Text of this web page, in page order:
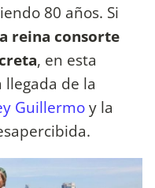
80 años. Si
reina consorte
, en esta
de la
Guillermoy la